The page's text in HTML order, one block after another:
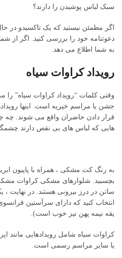
سبک لباس پوشیدن را دارند؟
اگر مطمئن نیستید که یک تاکسیدو در
دعوتنامه خود را بررسی کنید. اگر از
به شما اطلاع می دهد.
رویداد کراوات سیاه
وقتی کلمات “رویداد کراوات سیاه”
جشن یا مراسم خیریه است. اینها
قرار دادن حاضران واقع می شوند. چه
هایی که لباس های بی نقص دارند
به رنگ کت مشکی ، همراه با پاپیون
بچسبید. شلوارهای مشکی کراوات مشکی
ساتن در درز بیرونی هستند. در نهایت ،
انتخاب کنید که دارای سرآستین
یقه نیمه پهن نیز خوب است).
کراوات سیاه شامل رویدادهایی مانند
یا سایر مراسم رسمی است.